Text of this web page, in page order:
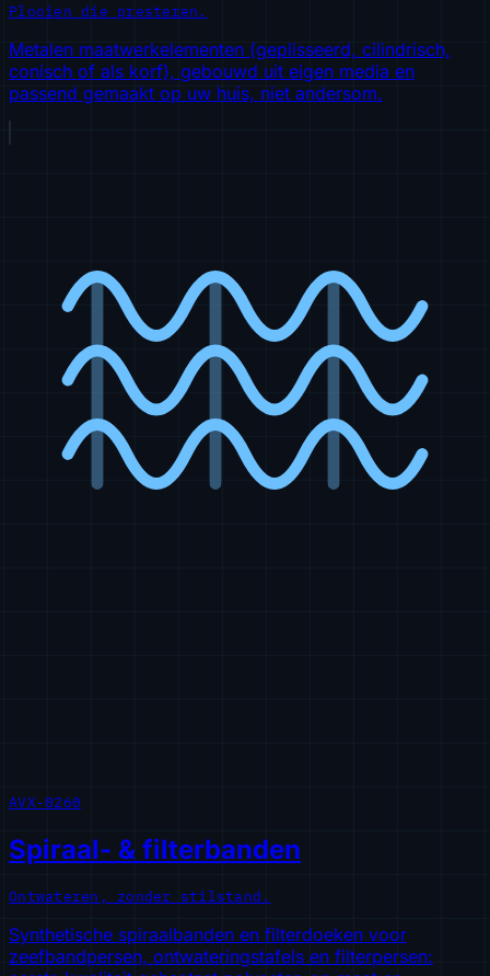
Plooien die presteren.
Metalen maatwerkelementen (geplisseerd, cilindrisch,
conisch of als korf), gebouwd uit eigen media en
passend gemaakt op uw huis, niet andersom.
AVX-0260
Spiraal- & filterbanden
Ontwateren, zonder stilstand.
Synthetische spiraalbanden en filterdoeken voor
zeefbandpersen, ontwateringstafels en filterpersen: